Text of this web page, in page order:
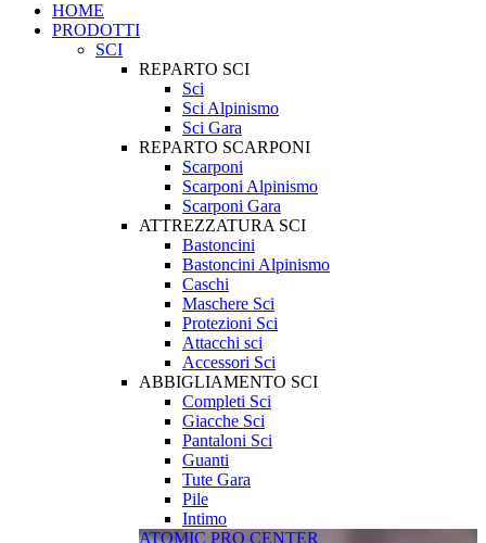
HOME
PRODOTTI
SCI
REPARTO SCI
Sci
Sci Alpinismo
Sci Gara
REPARTO SCARPONI
Scarponi
Scarponi Alpinismo
Scarponi Gara
ATTREZZATURA SCI
Bastoncini
Bastoncini Alpinismo
Caschi
Maschere Sci
Protezioni Sci
Attacchi sci
Accessori Sci
ABBIGLIAMENTO SCI
Completi Sci
Giacche Sci
Pantaloni Sci
Guanti
Tute Gara
Pile
Intimo
ATOMIC PRO CENTER